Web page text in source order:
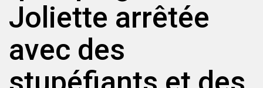
Joliette arrêtée
avec des